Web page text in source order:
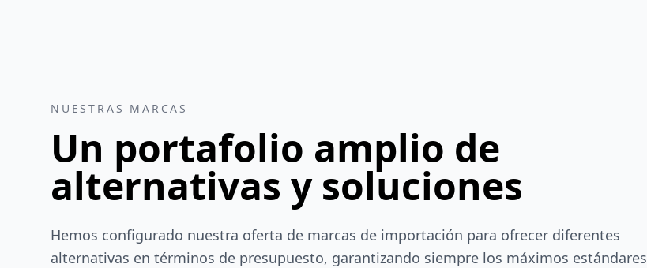
NUESTRAS MARCAS
Un portafolio amplio de
alternativas y soluciones
Hemos configurado nuestra oferta de marcas de importación para ofrecer diferentes
alternativas en términos de presupuesto, garantizando siempre los máximos estándares